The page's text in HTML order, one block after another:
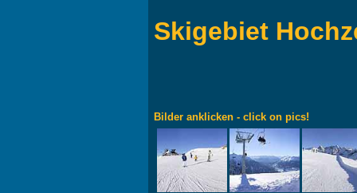
Skigebiet
Bilder anklicken - click on pics!